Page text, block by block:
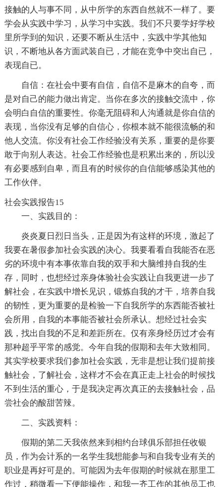
接触的人与事不同，从中所学的东西自然就不一样了。要
学会从实践中学习，从学习中实践。我们不只要学好学校
里所学到的知识，还要不断从生活中，实践中学其他知
识，不断地从各方面武装自已，才能在竞争中突出自已，
表现自已。
自信：在社会中要有自信，自信不是麻木的自夸，而
是对自己的能力做出肯定。当你在多次的接触交流中，你
会明白自信的重要性。你毫无阻碍和人沟通就是你自信的
表现，当你没有足够的自信心，你根本就不能很流畅的和
他人交流。你没有社会工作经验没有关系，重要的是你要
敢于向别人表达。社会工作经验也是积累出来的，所以没
有必要感到自卑，而且有的时候你的自信能够感染其他的
工作伙伴。
社会实践报告15
一、实践目的：
炎炎夏日烈日当头，正是因为有这样的环境，激起了
我要在暑假参加社会实践的决心。我要看看自我能否在恶
劣的环境中有本事依靠自我的双手和大脑维持自我的生
存，同时，也想经过亲身体验社会实践让自我更进一步了
解社会，在实践中增长见识，锻炼自我的才干，培养自我
的韧性，更为重要的是检验一下自我所学的东西能否被社
会所用，自我的本事能否被社会所承认。想经过社会实
践，找出自我的不足和差距所在。仅有亲身经历过才会有
那种超乎平常的感觉。今年自我的假期和去年大致相同。
其实学校要求我们参加社会实践，无非是想让我们提前接
触社会，了解社会，这样才不会在真正走上社会的时候找
不到生活的重心，于是我决定再次真正的去接触社会，品
尝社会的酸甜苦辣。
二、实践资料：
假期的第二天我依然来到相约台球俱乐部担任收银
员，作为会计系的一名学生我想能参与和自我专业有关的
职业是再好可是的。可能因为去年假期的时候就在那里工
作过，稍微看一下便能操作，和我一齐工作的其他员工也